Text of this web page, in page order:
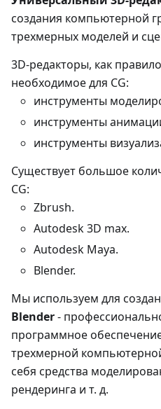
создания компьютерной
трехмерных моделей и
3D-редакторы, как
необходимое для CG:
инструменты
инструменты
инструменты
Существует большое
CG:
Zbrush.
Autodesk 3D max.
Autodesk Maya.
Blender.
Мы используем для
Blender-
программное
трехмерной
себя средства
рендеринга и т. д.